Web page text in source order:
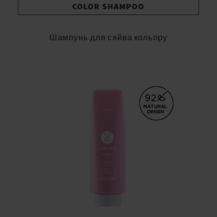
COLOR SHAMPOO
Шампунь для сяйва кольору